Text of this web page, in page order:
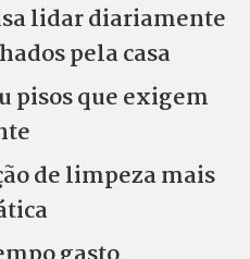
lidar diariamente
pela casa
pisos que exigem
de limpeza mais